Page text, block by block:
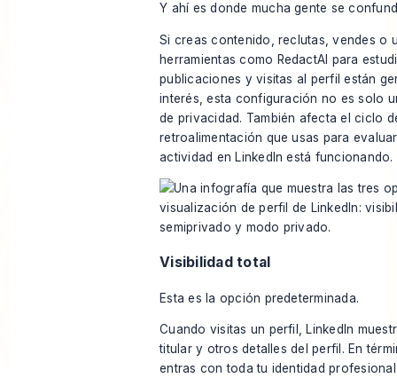
Y ahí es donde mucha gente se
Si creas contenido, reclutas, vendes o
herramientas como RedactAI para
publicaciones y visitas al perfil están
interés, esta configuración no es solo
de privacidad. También afecta el ciclo
retroalimentación que usas para
actividad en LinkedIn está funcionando.
Visibilidad total
Esta es la opción predeterminada.
Cuando visitas un perfil, LinkedIn
titular y otros detalles del perfil. En
entras con toda tu identidad